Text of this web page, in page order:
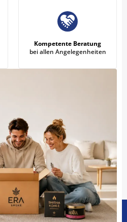
Kompetente Beratung
bei allen Angelegenheiten